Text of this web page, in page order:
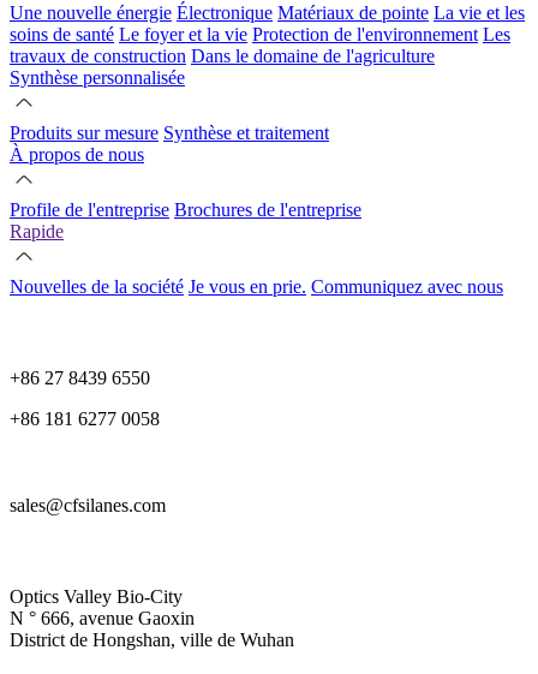
Une nouvelle énergie Électronique Matériaux de pointe La vie et les
soins de santé Le foyer et la vie Protection de l'environnement Les
travaux de construction Dans le domaine de l'agriculture
Synthèse personnalisée
Produits sur mesure Synthèse et traitement
À propos de nous
Profile de l'entreprise Brochures de l'entreprise
Rapide
Nouvelles de la société Je vous en prie. Communiquez avec nous
+86 27 8439 6550
+86 181 6277 0058
sales@cfsilanes.com
Optics Valley Bio-City
N ° 666, avenue Gaoxin
District de Hongshan, ville de Wuhan